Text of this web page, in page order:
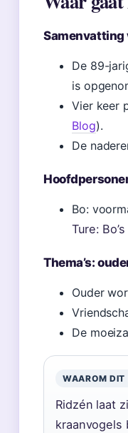
Samenvatting
De 89-
is
Vier keer
Blog).
De
Bo:
Ture:
Thema’s:
Ouder
De
WAAROM DIT
Ridzén laat
kraanvogels